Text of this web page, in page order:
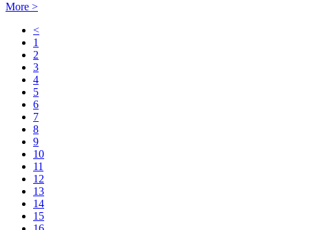
More >
<
1
2
3
4
5
6
7
8
9
10
11
12
13
14
15